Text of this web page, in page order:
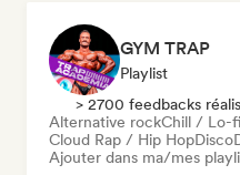
GYM TRAP
Playlist
> 2700 feedbacks
Alternative rockChill / Lo-
Cloud Rap / Hip HopDisco
Ajouter dans ma/mes